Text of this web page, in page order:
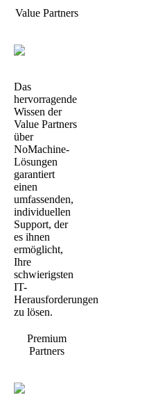
Value Partners
Das
hervorragende
Wissen der
Value Partners
über
NoMachine-
Lösungen
garantiert
einen
umfassenden,
individuellen
Support, der
es ihnen
ermöglicht,
Ihre
schwierigsten
IT-
Herausforderungen
zu lösen.
Premium
Partners